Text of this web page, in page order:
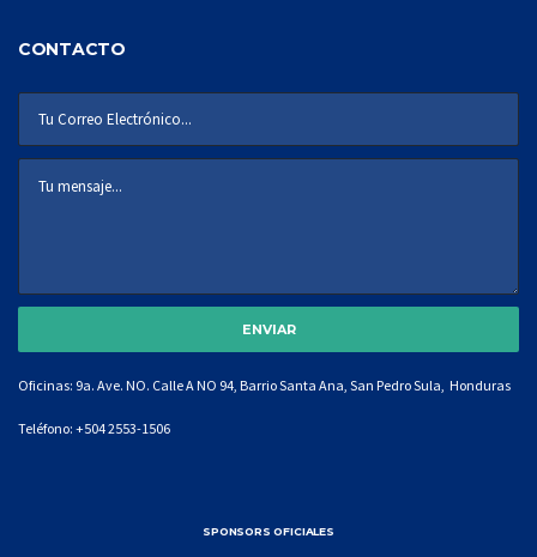
CONTACTO
Oficinas: 9a. Ave. NO. Calle A NO 94, Barrio Santa Ana, San Pedro Sula, Honduras
Teléfono: +504 2553-1506
SPONSORS OFICIALES